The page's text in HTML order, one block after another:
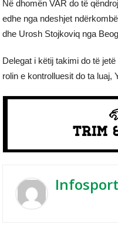
Në dhomën VAR do të
edhe nga ndeshjet
dhe Urosh Stojkoviq nga
Delegat i këtij takimi do të
rolin e kontrolluesit do ta luaj,
Infosport